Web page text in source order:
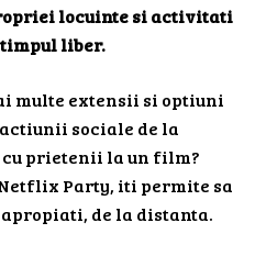
locuinte si activitati
liber.
multe extensii si optiuni
sociale de la
prietenii la un film?
Party, iti permite sa
de la distanta.